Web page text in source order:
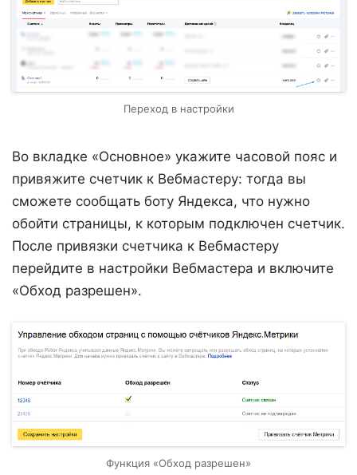
Переход в настройки
Во вкладке «Основное» укажите часовой пояс и
привяжите счетчик к Вебмастеру: тогда вы
сможете сообщать боту Яндекса, что нужно
обойти страницы, к которым подключен счетчик.
После привязки счетчика к Вебмастеру
перейдите в настройки Вебмастера и включите
«Обход разрешен».
Функция «Обход разрешен»